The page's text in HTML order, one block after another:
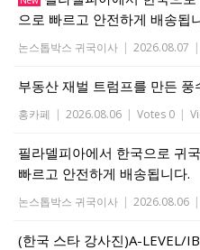
으로 빠르고 안전하게 배송됩
논스톱박스 귀국이사 | 2026.08.07 |
부동산 재벌 트럼프를 만든 풍
홍카페 | 2026.08.06 | Votes 0 |
필라델피아에서 한국으로 귀
빠르고 안전하게 배송됩니다.
논스톱박스 귀국이사 | 2026.08.06 |
(한국 스타 강사진)A-LEVEL/